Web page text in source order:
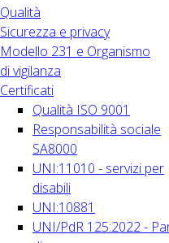
Qualità
Sicurezza e privacy
Modello 231 e Organismo
di vigilanza
Certificati
Qualità ISO 9001
Responsabilità sociale
SA8000
UNI:11010 - servizi per
disabili
UNI:10881
UNI/PdR 125:2022 -